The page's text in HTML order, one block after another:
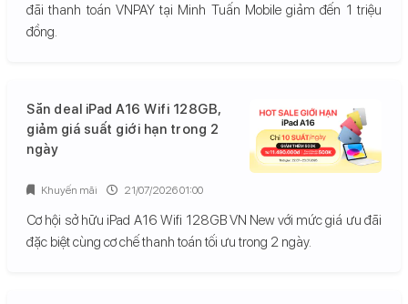
đãi thanh toán VNPAY tại Minh Tuấn Mobile giảm đến 1 triệu
đồng.
Săn deal iPad A16 Wifi 128GB,
giảm giá suất giới hạn trong 2
ngày
Cơ hội sở hữu iPad A16 Wifi 128GB VN New với mức giá ưu đãi
đặc biệt cùng cơ chế thanh toán tối ưu trong 2 ngày.
Khuyến mãi 21/07/2026 01:00